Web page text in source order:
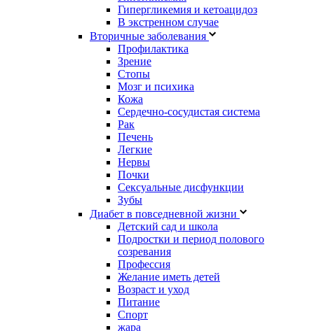
Гипергликемия и кетоацидоз
В экстренном случае
Вторичные заболевания
Профилактика
Зрение
Стопы
Мозг и психика
Кожа
Сердечно-сосудистая система
Рак
Печень
Легкие
Нервы
Почки
Сексуальные дисфункции
Зубы
Диабет в повседневной жизни
Детский сад и школа
Подростки и период полового
созревания
Профессия
Желание иметь детей
Возраст и уход
Питание
Спорт
жара